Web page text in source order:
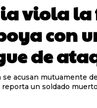
viola la
con
de
se acusan mutuamente
reporta un soldado